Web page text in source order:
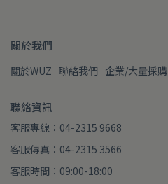
關於我們
關於WUZ 聯絡我們 企業/大量採購
聯絡資訊
客服專線：04-2315 9668
客服傳真：04-2315 3566
客服時間：09:00-18:00